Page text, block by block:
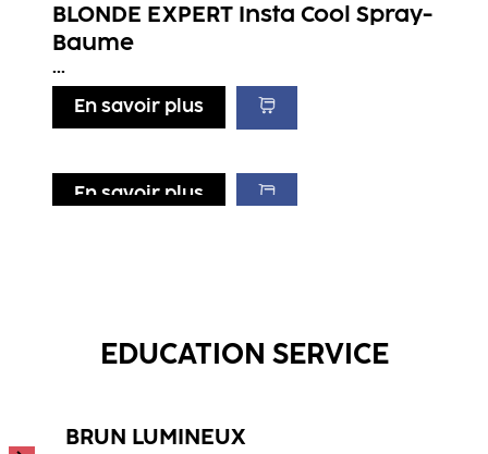
BLONDE EXPERT Insta Cool Spray-
Baume
...
En savoir plus
En savoir plus
EDUCATION SERVICE
BRUN LUMINEUX